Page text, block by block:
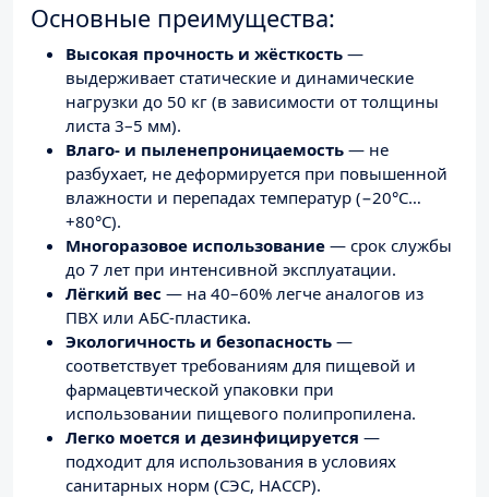
Основные преимущества:
Высокая прочность и жёсткость —
выдерживает статические и динамические
нагрузки до 50 кг (в зависимости от толщины
листа 3–5 мм).
Влаго- и пыленепроницаемость — не
разбухает, не деформируется при повышенной
влажности и перепадах температур (−20°C…
+80°C).
Многоразовое использование — срок службы
до 7 лет при интенсивной эксплуатации.
Лёгкий вес — на 40–60% легче аналогов из
ПВХ или АБС-пластика.
Экологичность и безопасность —
соответствует требованиям для пищевой и
фармацевтической упаковки при
использовании пищевого полипропилена.
Легко моется и дезинфицируется —
подходит для использования в условиях
санитарных норм (СЭС, HACCP).